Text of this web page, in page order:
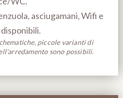
asciugamani, Wifi e
piccole varianti di
sono possibili.